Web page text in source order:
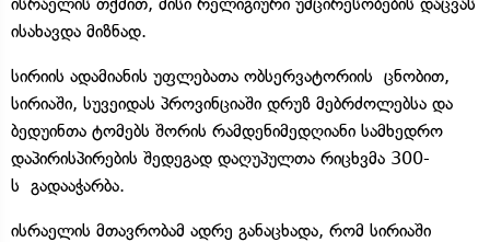
ისახავდა მიზნად.
სირიის ადამიანის უფლებათა ობსერვატორიის ცნობით,
სირიაში, სუვეიდას პროვინციაში დრუზ მებრძოლებსა და
ბედუინთა ტომებს შორის რამდენიმედღიანი სამხედრო
დაპირისპირების შედეგად დაღუპულთა რიცხვმა 300-
ს გადააჭარბა.
ისრაელის მთავრობამ ადრე განაცხადა, რომ სირიაში